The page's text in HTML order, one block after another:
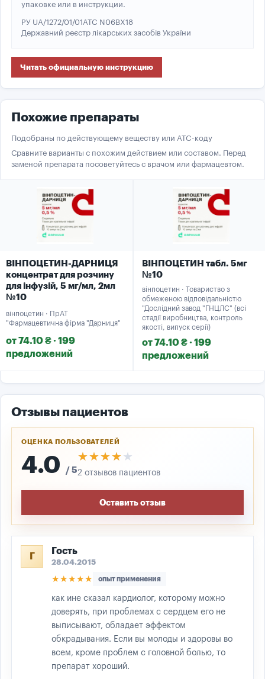
упаковке или в инструкции.
РУ UA/1272/01/01ATC N06BX18
Державний реєстр лікарських засобів України
Читать официальную инструкцию
Похожие препараты
Подобраны по действующему веществу или ATC-коду
Сравните варианты с похожим действием или составом. Перед
заменой препарата посоветуйтесь с врачом или фармацевтом.
ВІНПОЦЕТИН-ДАРНИЦЯ
концентрат для розчину
для інфузій, 5 мг/мл, 2мл
№10
вінпоцетин · ПрАТ
"Фармацевтична фірма "Дарниця"
от 74.10 ₴ · 199
предложений
ВІНПОЦЕТИН табл. 5мг
№10
вінпоцетин · Товариство з
обмеженою відповідальністю
"Дослідний завод "ГНЦЛС" (всі
стадії виробництва, контроль
якості, випуск серії)
от 74.10 ₴ · 199
предложений
Отзывы пациентов
ОЦЕНКА ПОЛЬЗОВАТЕЛЕЙ
4.0 / 5
★★★★★
★★★★★
2 отзывов пациентов
Оставить отзыв
Г
Гость
28.04.2015
★★★★★ опыт применения
как ине сказал кардиолог, которому можно
доверять, при проблемах с сердцем его не
выписывают, обладает эффектом
обкрадывания. Если вы молоды и здоровы во
всем, кроме проблем с головной болью, то
препарат хороший.